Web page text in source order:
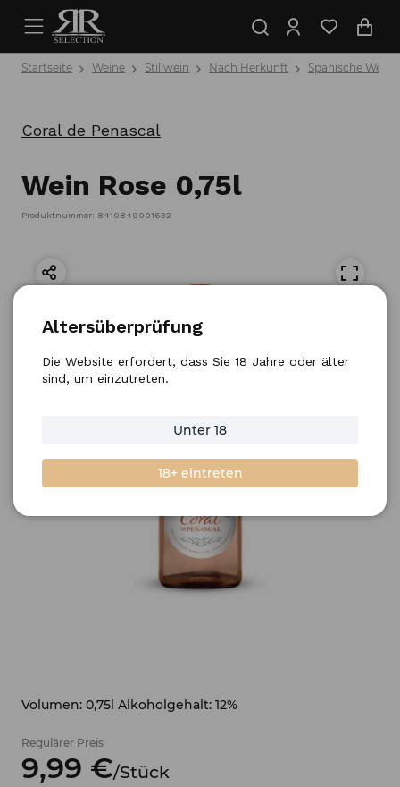
Startseite Weine Stillwein Nach Herkunft Spanische Weine
Coral de Penascal
Wein Rose 0,75l
Produktnummer: 8410849001632
Volumen: 0,75l Alkoholgehalt: 12%
Regulärer Preis
9,99 €/Stück
Altersüberprüfung
Die Website erfordert, dass Sie 18 Jahre oder älter
sind, um einzutreten.
Unter 18
18+ eintreten